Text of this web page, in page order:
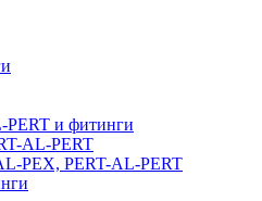
PERT и фитинги
AL-PERT
PEX, PERT-AL-PERT